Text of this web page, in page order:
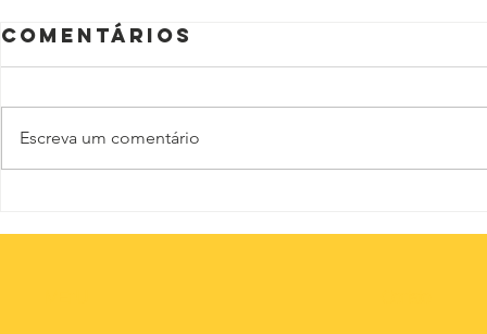
além dos
Comentários
Escreva um comentário